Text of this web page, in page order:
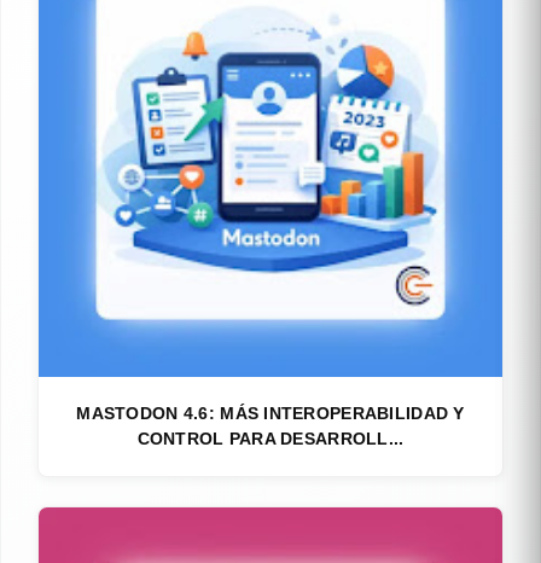
MASTODON 4.6: MÁS INTEROPERABILIDAD Y
CONTROL PARA DESARROLL...